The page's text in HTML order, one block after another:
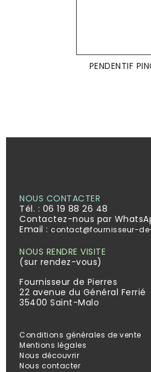
PENDENTIF
NOUS CONTACTER
Tél. : 06 19 88 26 48
Contactez-nous par
Email : contact@fournisseur-
NOUS RENDRE VISITE
(sur rendez-vous)
Fournisseur de Pierres
22 avenue du Général Ferrié
35400 Saint-Malo
Conditions générales de vente
Mentions légales
Nous découvrir
Nous contacter